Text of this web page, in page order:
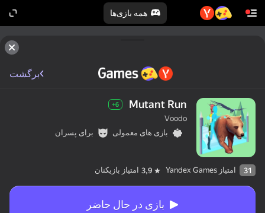
همه بازی‌ها
برگشت
Mutant Run
6+
Voodo
بازی های معمولی
برای پسران
31 امتیاز Yandex Games 3,9 امتیاز بازیکنان
بازی در حال حاضر